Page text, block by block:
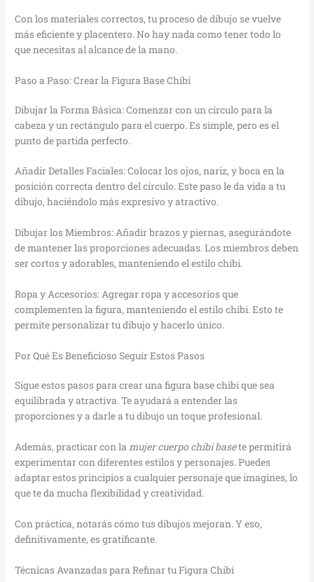
Con los materiales correctos, tu proceso de dibujo se vuelve
más eficiente y placentero. No hay nada como tener todo lo
que necesitas al alcance de la mano.
Paso a Paso: Crear la Figura Base Chibi
Dibujar la Forma Básica: Comenzar con un círculo para la
cabeza y un rectángulo para el cuerpo. Es simple, pero es el
punto de partida perfecto.
Añadir Detalles Faciales: Colocar los ojos, nariz, y boca en la
posición correcta dentro del círculo. Este paso le da vida a tu
dibujo, haciéndolo más expresivo y atractivo.
Dibujar los Miembros: Añadir brazos y piernas, asegurándote
de mantener las proporciones adecuadas. Los miembros deben
ser cortos y adorables, manteniendo el estilo chibi.
Ropa y Accesorios: Agregar ropa y accesorios que
complementen la figura, manteniendo el estilo chibi. Esto te
permite personalizar tu dibujo y hacerlo único.
Por Qué Es Beneficioso Seguir Estos Pasos
Sigue estos pasos para crear una figura base chibi que sea
equilibrada y atractiva. Te ayudará a entender las
proporciones y a darle a tu dibujo un toque profesional.
Además, practicar con lamujer cuerpo chibi basete permitirá
experimentar con diferentes estilos y personajes. Puedes
adaptar estos principios a cualquier personaje que imagines, lo
que te da mucha flexibilidad y creatividad.
Con práctica, notarás cómo tus dibujos mejoran. Y eso,
definitivamente, es gratificante.
Técnicas Avanzadas para Refinar tu Figura Chibi